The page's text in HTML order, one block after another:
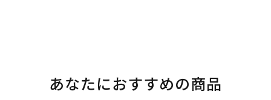
あなたにおすすめの商品